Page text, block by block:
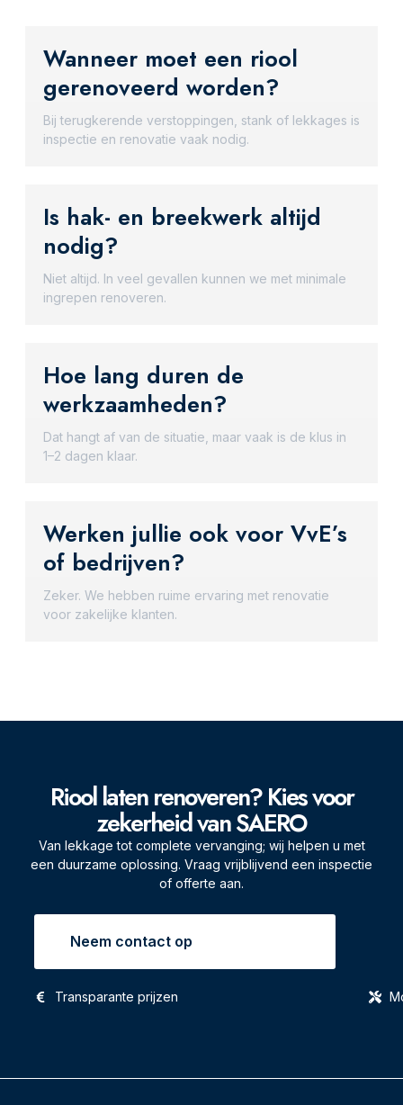
Wanneer moet een riool
gerenoveerd worden?
Bij terugkerende verstoppingen, stank of lekkages is
inspectie en renovatie vaak nodig.
Is hak- en breekwerk altijd
nodig?
Niet altijd. In veel gevallen kunnen we met minimale
ingrepen renoveren.
Hoe lang duren de
werkzaamheden?
Dat hangt af van de situatie, maar vaak is de klus in
1–2 dagen klaar.
Werken jullie ook voor VvE’s
of bedrijven?
Zeker. We hebben ruime ervaring met renovatie
voor zakelijke klanten.
Riool laten renoveren? Kies voor
zekerheid van SAERO
Van lekkage tot complete vervanging; wij helpen u met
een duurzame oplossing. Vraag vrijblijvend een inspectie
of offerte aan.
Neem contact op
Transparante prijzen